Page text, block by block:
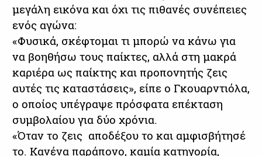
μεγάλη εικόνα και όχι τις πιθανές συνέπειες
ενός αγώνα:
«Φυσικά, σκέφτομαι τι μπορώ να κάνω για
να βοηθήσω τους παίκτες, αλλά στη μακρά
καριέρα ως παίκτης και προπονητής ζεις
αυτές τις καταστάσεις», είπε ο Γκουαρντιόλα,
ο οποίος υπέγραψε πρόσφατα επέκταση
συμβολαίου για δύο χρόνια.
«Όταν το ζεις αποδέξου το και αμφισβήτησέ
το. Κανένα παράπονο, καμία κατηγορία,